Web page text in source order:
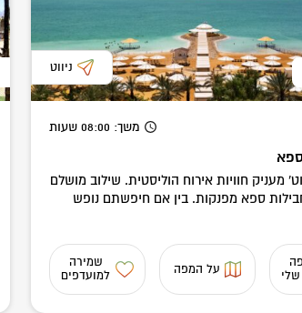
ניווט
משך: 08:00 שעות
מעניק חוויות אירוח הוליסטית. שילוב מושלם
ספא מפנקות. בין אם חיפשתם נופש
שלי
על המפה
שמירה
למועדפים